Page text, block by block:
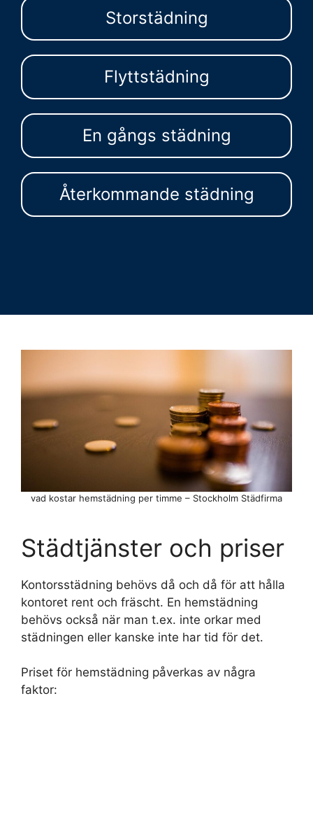
Storstädning
Flyttstädning
En gångs städning
Återkommande städning
vad kostar hemstädning per timme – Stockholm Städfirma
Städtjänster och priser
Kontorsstädning behövs då och då för att hålla
kontoret rent och fräscht. En hemstädning
behövs också när man t.ex. inte orkar med
städningen eller kanske inte har tid för det.
Priset för hemstädning påverkas av några
faktor: